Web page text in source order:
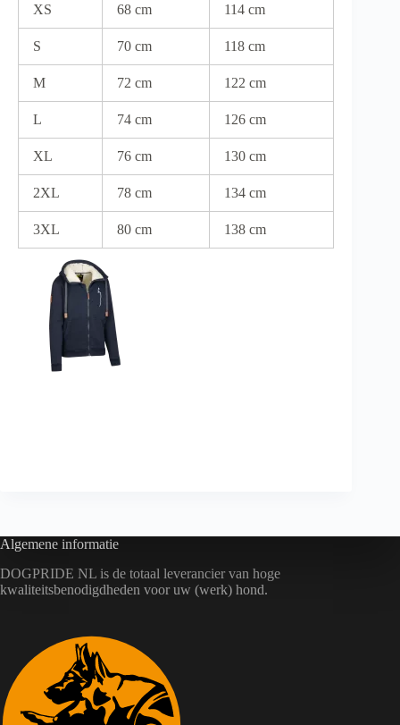
XS 68 cm 114 cm
S 70 cm 118 cm
M 72 cm 122 cm
L 74 cm 126 cm
XL 76 cm 130 cm
2XL 78 cm 134 cm
3XL 80 cm 138 cm
Algemene informatie
DOGPRIDE NL is de totaal leverancier van hoge
kwaliteitsbenodigdheden voor uw (werk) hond.